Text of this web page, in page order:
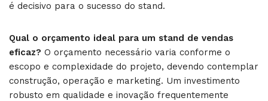
é decisivo para o sucesso do stand.
Qual o orçamento ideal para um stand de vendas
eficaz? O orçamento necessário varia conforme o
escopo e complexidade do projeto, devendo contemplar
construção, operação e marketing. Um investimento
robusto em qualidade e inovação frequentemente